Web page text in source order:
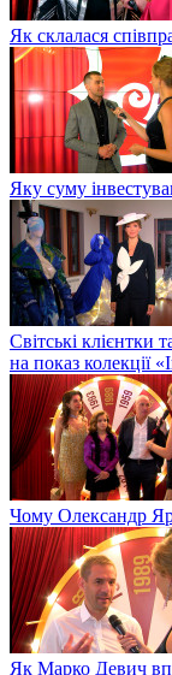
Як склалася
Яку суму
Світські клієнтки
на показ колекції
Чому Олександр
Як Марко Девич